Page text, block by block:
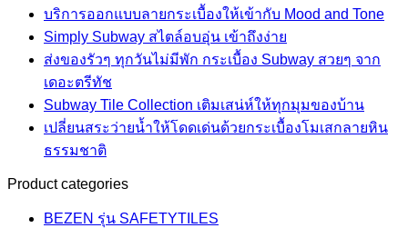
บริการออกแบบลายกระเบื้องให้เข้ากับ Mood and Tone
Simply Subway สไตล์อบอุ่น เข้าถึงง่าย
ส่งของรัวๆ ทุกวันไม่มีพัก กระเบื้อง Subway สวยๆ จาก
เดอะตรีทัช
Subway Tile Collection เติมเสน่ห์ให้ทุกมุมของบ้าน
เปลี่ยนสระว่ายน้ำให้โดดเด่นด้วยกระเบื้องโมเสกลายหิน
ธรรมชาติ
Product categories
BEZEN รุ่น SAFETYTILES